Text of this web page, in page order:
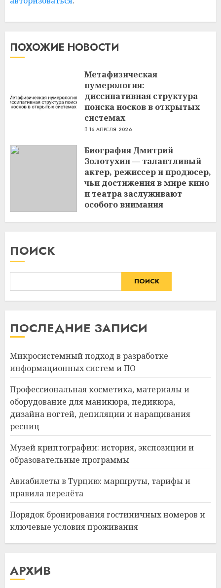
ПОХОЖИЕ НОВОСТИ
Метафизическая
нумерология:
диссипативная структура
поиска носков в открытых
системах
16 АПРЕЛЯ 2026
Биография Дмитрий
Золотухин — талантливый
актер, режиссер и продюсер,
чьи достижения в мире кино
и театра заслуживают
особого внимания
ПОИСК
ПОИСК
ПОСЛЕДНИЕ ЗАПИСИ
Микросистемный подход в разработке
информационных систем и ПО
Профессиональная косметика, материалы и
оборудование для маникюра, педикюра,
дизайна ногтей, депиляции и наращивания
ресниц
Музей криптографии: история, экспозиции и
образовательные программы
Авиабилеты в Турцию: маршруты, тарифы и
правила перелёта
Порядок бронирования гостиничных номеров и
ключевые условия проживания
АРХИВ